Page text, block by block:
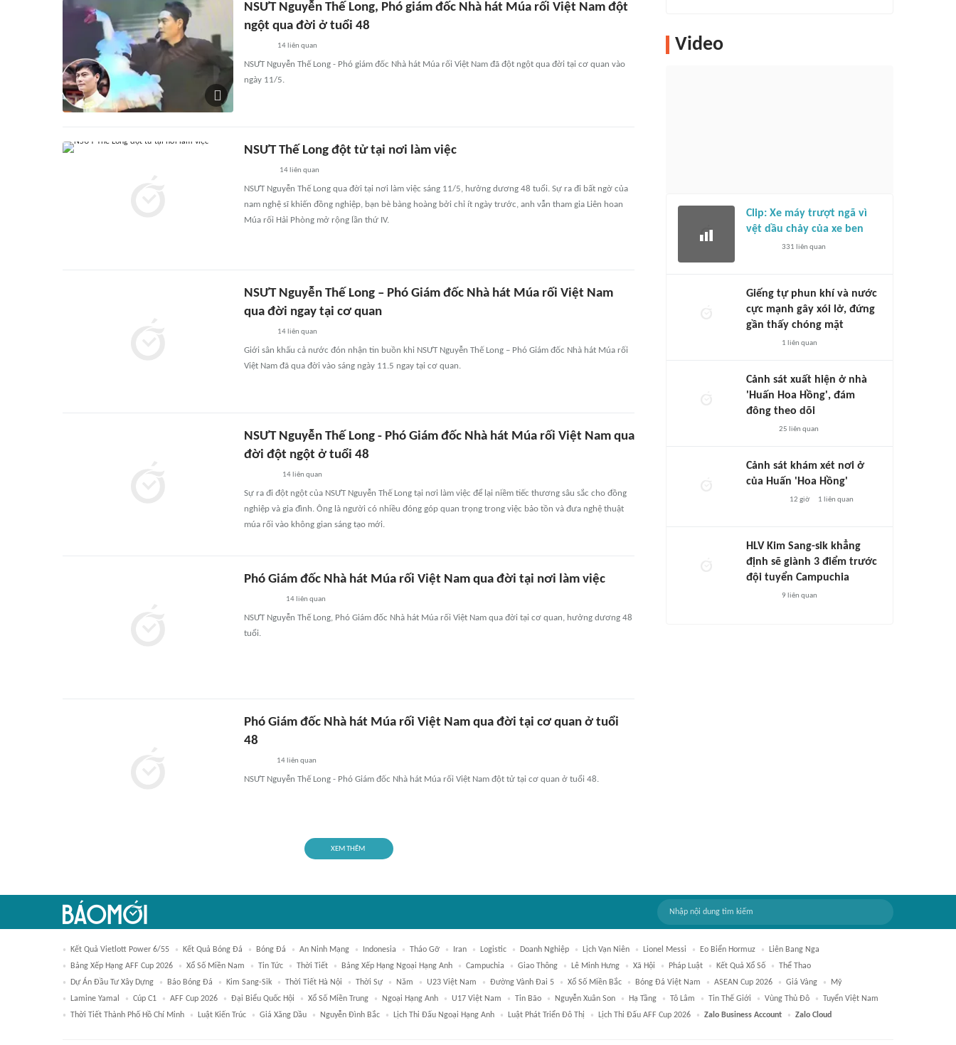
NSƯT Nguyễn Thế Long, Phó giám đốc Nhà hát Múa rối Việt Nam đột
ngột qua đời ở tuổi 48
14liên quan
NSƯT Nguyễn Thế Long - Phó giám đốc Nhà hát Múa rối Việt Nam đã đột ngột qua đời tại cơ quan vào
ngày 11/5.
NSƯT Thế Long đột tử tại nơi làm việc
14liên quan
NSƯT Nguyễn Thế Long qua đời tại nơi làm việc sáng 11/5, hưởng dương 48 tuổi. Sự ra đi bất ngờ của
nam nghệ sĩ khiến đồng nghiệp, bạn bè bàng hoàng bởi chỉ ít ngày trước, anh vẫn tham gia Liên hoan
Múa rối Hải Phòng mở rộng lần thứ IV.
NSƯT Nguyễn Thế Long – Phó Giám đốc Nhà hát Múa rối Việt Nam
qua đời ngay tại cơ quan
14liên quan
Giới sân khấu cả nước đón nhận tin buồn khi NSƯT Nguyễn Thế Long – Phó Giám đốc Nhà hát Múa rối
Việt Nam đã qua đời vào sáng ngày 11.5 ngay tại cơ quan.
NSƯT Nguyễn Thế Long - Phó Giám đốc Nhà hát Múa rối Việt Nam qua
đời đột ngột ở tuổi 48
14 liên quan
Sự ra đi đột ngột của NSƯT Nguyễn Thế Long tại nơi làm việc để lại niềm tiếc thương sâu sắc cho đồng
nghiệp và gia đình. Ông là người có nhiều đóng góp quan trọng trong việc bảo tồn và đưa nghệ thuật
múa rối vào không gian sáng tạo mới.
Phó Giám đốc Nhà hát Múa rối Việt Nam qua đời tại nơi làm việc
14liên quan
NSƯT Nguyễn Thế Long, Phó Giám đốc Nhà hát Múa rối Việt Nam qua đời tại cơ quan, hưởng dương 48
tuổi.
Phó Giám đốc Nhà hát Múa rối Việt Nam qua đời tại cơ quan ở tuổi
48
14liên quan
NSƯT Nguyễn Thế Long - Phó Giám đốc Nhà hát Múa rối Việt Nam đột tử tại cơ quan ở tuổi 48.
XEM THÊM
Video
Clip: Xe máy trượt ngã vì
vệt dầu chảy của xe ben
331 liên quan
Giếng tự phun khí và nước
cực mạnh gây xói lở, đứng
gần thấy chóng mặt
1 liên quan
Cảnh sát xuất hiện ở nhà
'Huấn Hoa Hồng', đám
đông theo dõi
25 liên quan
Cảnh sát khám xét nơi ở
của Huấn 'Hoa Hồng'
12 giờ 1 liên quan
HLV Kim Sang-sik khẳng
định sẽ giành 3 điểm trước
đội tuyển Campuchia
9 liên quan
Kết Quả Vietlott Power 6/55 Kết Quả Bóng Đá Bóng Đá An Ninh Mạng Indonesia Tháo Gỡ Iran Logistic Doanh Nghiệp Lịch Vạn Niên Lionel Messi Eo Biển Hormuz
Liên Bang Nga
Bảng Xếp Hạng AFF Cup 2026
Xổ Số Miền Nam Tin Tức Thời Tiết Bảng Xếp Hạng Ngoại Hạng Anh Campuchia Giao Thông Lê Minh Hưng Xã Hội Pháp Luật Kết Quả Xổ Số
Thể Thao
Dự Án Đầu Tư Xây Dựng
Báo Bóng Đá Kim Sang-Sik Thời Tiết Hà Nội Thời Sự Năm U23 Việt Nam Đường Vành Đai 5 Xổ Số Miền Bắc Bóng Đá Việt Nam ASEAN Cup 2026 Giá Vàng
Mỹ
Lamine Yamal
Cúp C1 AFF Cup 2026 Đại Biểu Quốc Hội Xổ Số Miền Trung Ngoại Hạng Anh U17 Việt Nam Tin Bão Nguyễn Xuân Son Hạ Tầng Tô Lâm Tin Thế Giới Vùng Thủ Đô
Tuyển Việt Nam
Thời Tiết Thành Phố Hồ Chí Minh
Luật Kiến Trúc Giá Xăng Dầu Nguyễn Đình Bắc Lịch Thi Đấu Ngoại Hạng Anh Luật Phát Triển Đô Thị Lịch Thi Đấu AFF Cup 2026 Zalo Business Account Zalo Cloud